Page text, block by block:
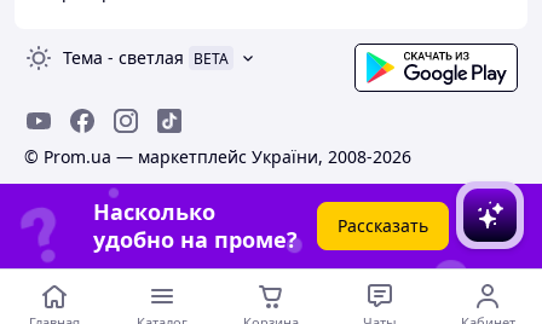
Тема - светлая BETA
© Prom.ua — маркетплейс України, 2008-2026
Насколько
удобно на проме?
Рассказать